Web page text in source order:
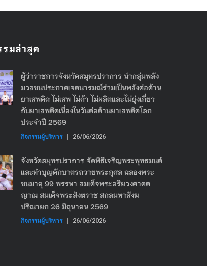
มล่าสุด
ผู้ว่าราชการจังหวัดสมุทรปราการ นำกลุ่มพลัง
มวลชนประกาศเจตนารมณ์ร่วมเป็นพลังต่อต้าน
ยาเสพติด ไม่เสพ ไม่ค้า ไม่ผลิตและไม่ยุ่งเกี่ยว
กับยาเสพติดเนื่องในวันต่อต้านยาเสพติดโลก
ประจำปี 2569
กิจกรรมผู้บริหาร | 26/06/2026
จังหวัดสมุทรปราการ จัดพิธีเจริญพระพุทธมนต์
และทำบุญตักบาตรถวายพระกุศล ฉลองพระ
ชนมายุ 99 พรรษา สมเด็จพระอริยวงศาคต
ญาณ สมเด็จพระสังฆราช สกลมหาสังฆ
ปริณายก 26 มิถุนายน 2569
กิจกรรมผู้บริหาร | 26/06/2026